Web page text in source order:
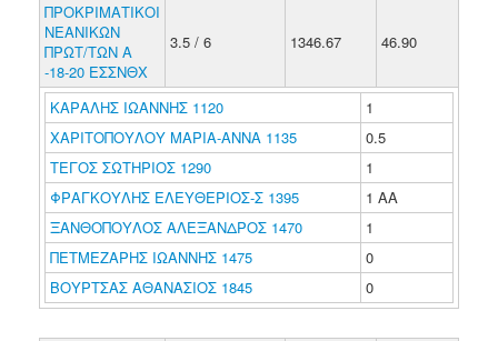
ΠΡΟΚΡΙΜΑΤΙΚΟΙ
ΝΕΑΝΙΚΩΝ
ΠΡΩΤ/ΤΩΝ Α
-18-20 ΕΣΣΝΘΧ
3.5 / 6 1346.67 46.90
ΚΑΡΑΛΗΣ ΙΩΑΝΝΗΣ 1120
1
ΧΑΡΙΤΟΠΟΥΛΟΥ ΜΑΡΙΑ-ΑΝΝΑ 1135
0.5
ΤΕΓΟΣ ΣΩΤΗΡΙΟΣ 1290
1
ΦΡΑΓΚΟΥΛΗΣ ΕΛΕΥΘΕΡΙΟΣ-Σ 1395
1 ΑΑ
ΞΑΝΘΟΠΟΥΛΟΣ ΑΛΕΞΑΝΔΡΟΣ 1470
1
ΠΕΤΜΕΖΑΡΗΣ ΙΩΑΝΝΗΣ 1475
0
ΒΟΥΡΤΣΑΣ ΑΘΑΝΑΣΙΟΣ 1845
0